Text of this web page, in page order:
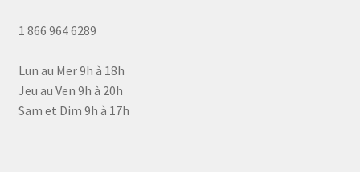
1 866 964 6289
Lun au Mer 9h à 18h
Jeu au Ven 9h à 20h
Sam et Dim 9h à 17h